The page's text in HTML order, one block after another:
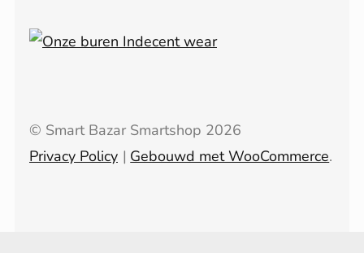
© Smart Bazar Smartshop 2026
Privacy Policy
Gebouwd met WooCommerce.